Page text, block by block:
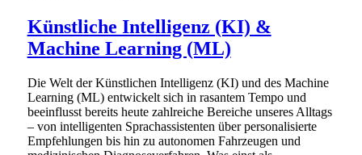
Künstliche Intelligenz (KI) &
Machine Learning (ML)
Die Welt der Künstlichen Intelligenz (KI) und des Machine
Learning (ML) entwickelt sich in rasantem Tempo und
beeinflusst bereits heute zahlreiche Bereiche unseres Alltags
– von intelligenten Sprachassistenten über personalisierte
Empfehlungen bis hin zu autonomen Fahrzeugen und